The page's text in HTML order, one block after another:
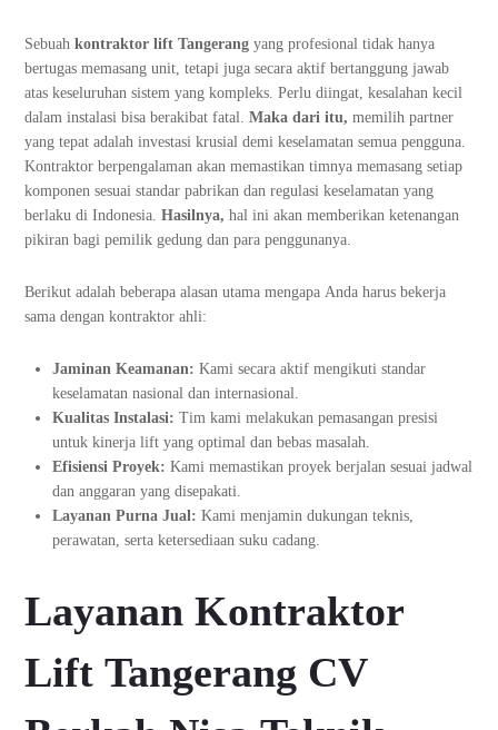
Sebuahkontraktor lift Tangerangyang profesional tidak hanya
bertugas memasang unit, tetapi juga secara aktif bertanggung jawab
atas keseluruhan sistem yang kompleks. Perlu diingat, kesalahan kecil
dalam instalasi bisa berakibat fatal.Maka dari itu, memilih partner
yang tepat adalah investasi krusial demi keselamatan semua pengguna.
Kontraktor berpengalaman akan memastikan timnya memasang setiap
komponen sesuai standar pabrikan dan regulasi keselamatan yang
berlaku di Indonesia.Hasilnya, hal ini akan memberikan ketenangan
pikiran bagi pemilik gedung dan para penggunanya.
Berikut adalah beberapa alasan utama mengapa Anda harus bekerja
sama dengan kontraktor ahli:
Jaminan Keamanan: Kami secara aktif mengikuti standar
keselamatan nasional dan internasional.
Kualitas Instalasi: Tim kami melakukan pemasangan presisi
untuk kinerja lift yang optimal dan bebas masalah.
Efisiensi Proyek: Kami memastikan proyek berjalan sesuai jadwal
dan anggaran yang disepakati.
Layanan Purna Jual: Kami menjamin dukungan teknis,
perawatan, serta ketersediaan suku cadang.
Layanan Kontraktor
Lift Tangerang CV